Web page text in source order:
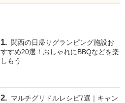
関西の日帰りグランピング施設お
すすめ20選！おしゃれにBBQなどを楽
しもう
マルチグリドルレシピ7選｜キャン